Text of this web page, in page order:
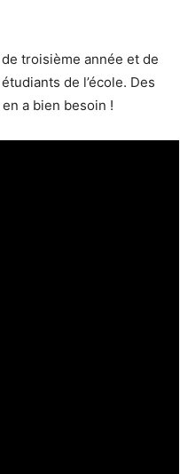
troisième année et de
de l’école. Des
a bien besoin !